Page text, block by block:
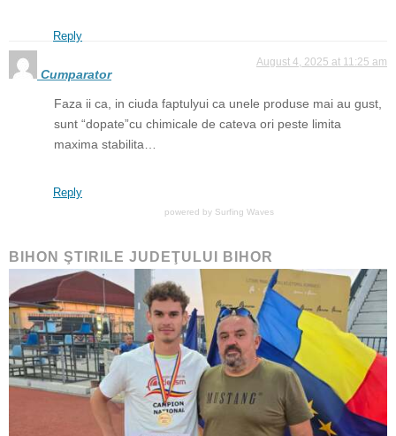
Reply
Cumparator
August 4, 2025 at 11:25 am
Faza ii ca, in ciuda faptulyui ca unele produse mai au gust,
sunt “dopate”cu chimicale de cateva ori peste limita
maxima stabilita…
Reply
powered by Surfing Waves
BIHON ŞTIRILE JUDEŢULUI BIHOR